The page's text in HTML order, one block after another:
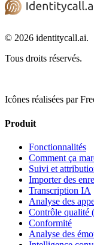
© 2026 identitycall.ai.
Tous droits réservés.
Icônes réalisées par
Produit
Fonctionnalités
Comment ça
Suivi et
Importer des
Transcription IA
Analyse des
Contrôle qualité
Conformité
Analyse des